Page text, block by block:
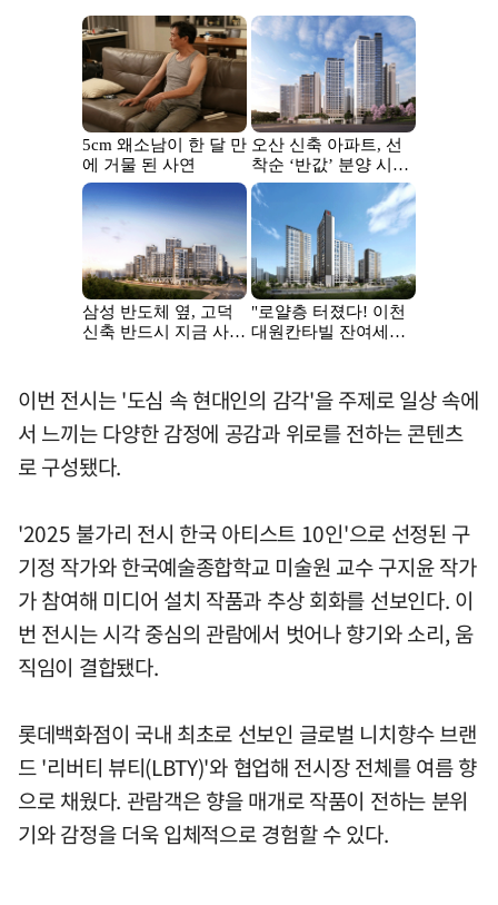
이번 전시는 '도심 속 현대인의 감각'을 주제로 일상 속에
서 느끼는 다양한 감정에 공감과 위로를 전하는 콘텐츠
로 구성됐다.
'2025 불가리 전시 한국 아티스트 10인'으로 선정된 구
기정 작가와 한국예술종합학교 미술원 교수 구지윤 작가
가 참여해 미디어 설치 작품과 추상 회화를 선보인다. 이
번 전시는 시각 중심의 관람에서 벗어나 향기와 소리, 움
직임이 결합됐다.
롯데백화점이 국내 최초로 선보인 글로벌 니치향수 브랜
드 '리버티 뷰티(LBTY)'와 협업해 전시장 전체를 여름 향
으로 채웠다. 관람객은 향을 매개로 작품이 전하는 분위
기와 감정을 더욱 입체적으로 경험할 수 있다.